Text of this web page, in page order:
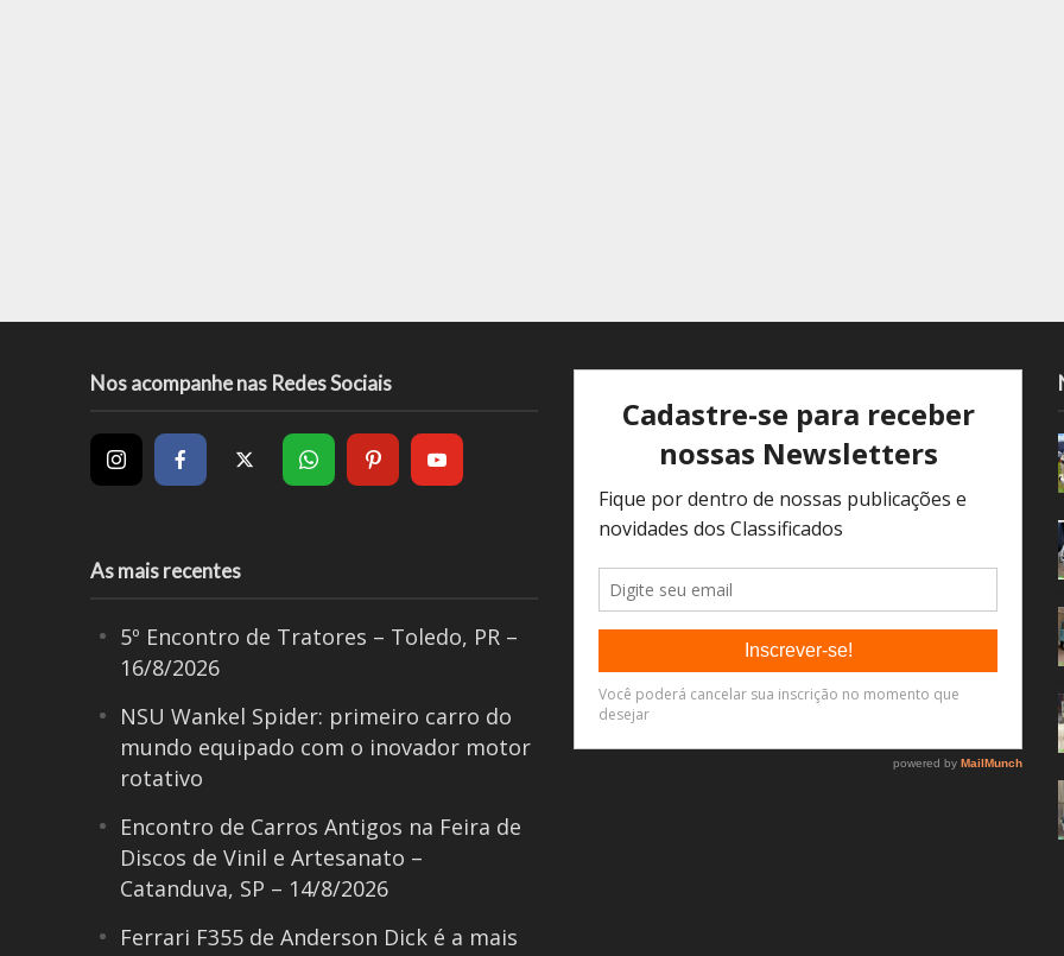
Nos acompanhe nas Redes Sociais
As mais recentes
5º Encontro de Tratores – Toledo, PR –
16/8/2026
NSU Wankel Spider: primeiro carro do
mundo equipado com o inovador motor
rotativo
Encontro de Carros Antigos na Feira de
Discos de Vinil e Artesanato –
Catanduva, SP – 14/8/2026
Ferrari F355 de Anderson Dick é a mais